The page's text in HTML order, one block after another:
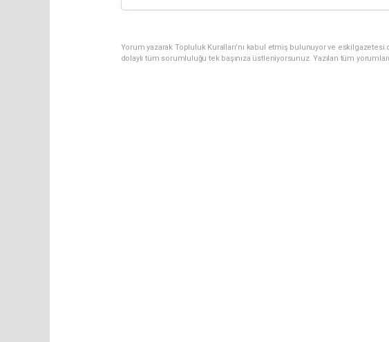
Yorum yazarak Topluluk Kuralları’nı kabul etmiş bulunuyor ve
dolaylı tüm sorumluluğu tek başınıza üstleniyorsunuz. Yazılan tüm